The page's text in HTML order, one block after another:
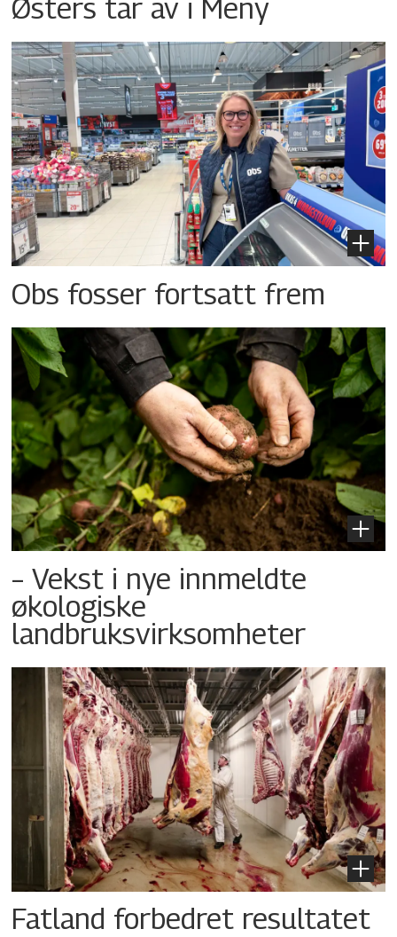
Østers tar av i Meny
Obs fosser fortsatt frem
– Vekst i nye innmeldte
økologiske
landbruksvirksomheter
Fatland forbedret resultatet